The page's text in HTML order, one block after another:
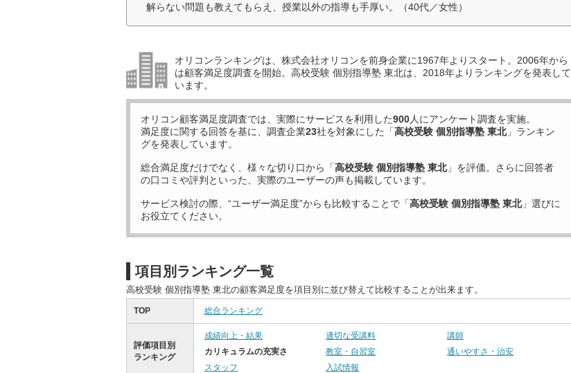
解らない問題も教えてもらえ、授業以外の指導も手厚い。（40代／女性）
オリコンランキングは、株式会社オリコンを前身企業に1967年よりスタート。2006年から
は顧客満足度調査を開始。高校受験 個別指導塾 東北は、2018年よりランキングを発表して
います。
オリコン顧客満足度調査では、実際にサービスを利用した900人にアンケート調査を実施。
満足度に関する回答を基に、調査企業23社を対象にした「高校受験 個別指導塾 東北」ランキン
グを発表しています。
総合満足度だけでなく、様々な切り口から「高校受験 個別指導塾 東北」を評価。さらに回答者
の口コミや評判といった、実際のユーザーの声も掲載しています。
サービス検討の際、“ユーザー満足度”からも比較することで「高校受験 個別指導塾 東北」選びに
お役立てください。
項目別ランキング一覧
高校受験 個別指導塾 東北の顧客満足度を項目別に並び替えて比較することが出来ます。
TOP 総合ランキング
評価項目別
ランキング
成績向上・結果 適切な受講料
講師
カリキュラムの充実さ
教室・自習室
通いやすさ・治安
スタッフ
入試情報